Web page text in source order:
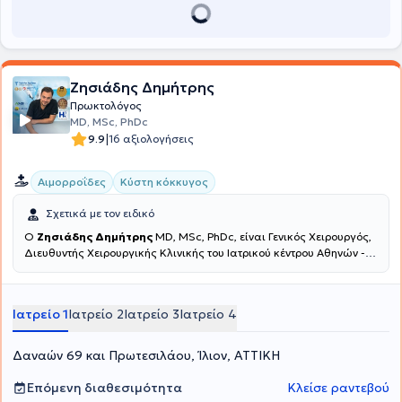
Ζησιάδης Δημήτρης
Πρωκτολόγος
MD, MSc, PhDc
9.9|16 αξιολογήσεις
Αιμορροΐδες Κύστη κόκκυγος
Σχετικά με τον ειδικό
Ο Ζησιάδης Δημήτρης MD, MSc, PhDc, είναι Γενικός Χειρουργός,
Διευθυντής Χειρουργικής Κλινικής του Ιατρικού κέντρου Αθηνών -
Ψυχικό. Είναι υποψήφιος Διδάκτωρ της Ιατρικής Σχολής του
ακαδημαϊκά εκπαιδευμένος στην πρωκτολογία από το
πανεπιστήμιο ιατρικής στο Στρασβούργο ηrd. Με μεταπτυχιακό
στην Βιοηθική από την Ιατρική Σχολή του Δημοκρίτειου
Πανεπιστημίου Θράκης. Παράλληλα, αξίζει να αναφερθεί η
εξειδίκευση του στη Λαπαροσκοπική Χειρουργική από το
Πανεπιστήμιο της Γαλλίας, στο Στρασβούργο στην Μικροεπεμβατική
Ιατρείο 1Ιατρείο 2Ιατρείο 3Ιατρείο 4
Δαναών 69 και Πρωτεσιλάου, Ίλιον, ΑΤΤΙΚΗ
Επόμενη διαθεσιμότητα
Κλείσε ραντεβού